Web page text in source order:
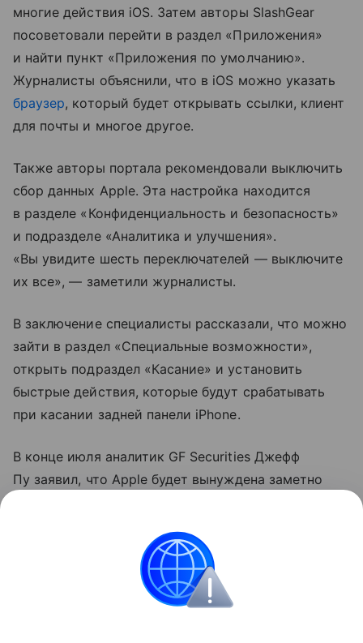
многие действия iOS. Затем авторы SlashGear
посоветовали перейти в раздел «Приложения»
и найти пункт «Приложения по умолчанию».
Журналисты объяснили, что в iOS можно указать
браузер, который будет открывать ссылки, клиент
для почты и многое другое.
Также авторы портала рекомендовали выключить
сбор данных Apple. Эта настройка находится
в разделе «Конфиденциальность и безопасность»
и подразделе «Аналитика и улучшения».
«Вы увидите шесть переключателей — выключите
их все», — заметили журналисты.
В заключение специалисты рассказали, что можно
зайти в раздел «Специальные возможности»,
открыть подраздел «Касание» и установить
быстрые действия, которые будут срабатывать
при касании задней панели iPhone.
В конце июля аналитик GF Securities Джефф
Пу заявил, что Apple будет вынуждена заметно
на 250−300 долларов.